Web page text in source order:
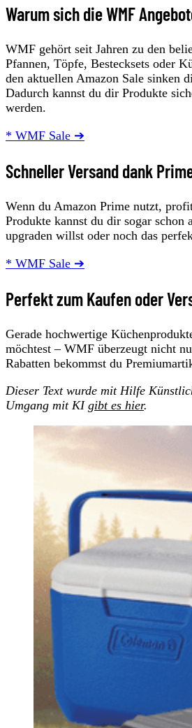
Warum sich die WMF
WMF gehört seit Jahren zu den
Pfannen, Töpfe, Bestecksets oder
den aktuellen Amazon Sale sinken
Dadurch kannst du dir Produkte
werden.
* WMF Sale ➔
Schneller Versand dank
Wenn du Amazon Prime nutzt,
Produkte kannst du dir sogar schon
upgraden willst oder noch das
* WMF Sale ➔
Perfekt zum Kaufen oder
Gerade hochwertige
möchtest – WMF überzeugt nicht
Rabatten bekommst du
Dieser Text wurde mit Hilfe
Umgang mit KI gibt es hier.